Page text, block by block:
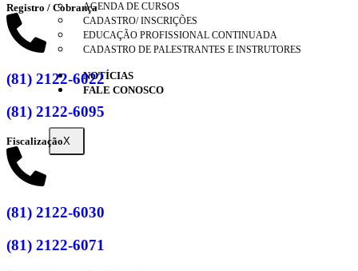
AGENDA DE CURSOS
CADASTRO/ INSCRIÇÕES
EDUCAÇÃO PROFISSIONAL CONTINUADA
CADASTRO DE PALESTRANTES E INSTRUTORES
NOTÍCIAS
FALE CONOSCO
X
Registro / Cobrança
(81) 2122-6022
(81) 2122-6095
Fiscalização
(81) 2122-6030
(81) 2122-6071